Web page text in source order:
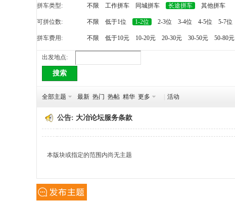
网
丨
拼车类型: 不限 工作拼车 同城拼车 长途拼车 其他拼车
可拼位数: 不限 低于1位 1-2位 2-3位 3-4位 4-5位 5-7位
拼车费用: 不限 低于10元 10-20元 20-30元 30-50元 50-80元
出发地点:
搜索
全部主题 最新 热门 热帖 精华 更多 活动
公告: 大冶论坛服务条款
本版块或指定的范围内尚无主题